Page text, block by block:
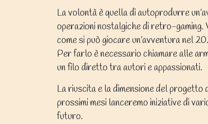
La volontà è quella di autoprodurre
operazioni nostalgiche di retro-gaming.
come si può giocare un’avventura nel
Per farlo è necessario chiamare alle
un filo diretto tra autori e appassionati.
La riuscita e la dimensione del progetto
prossimi mesi lanceremo iniziative di
futuro.